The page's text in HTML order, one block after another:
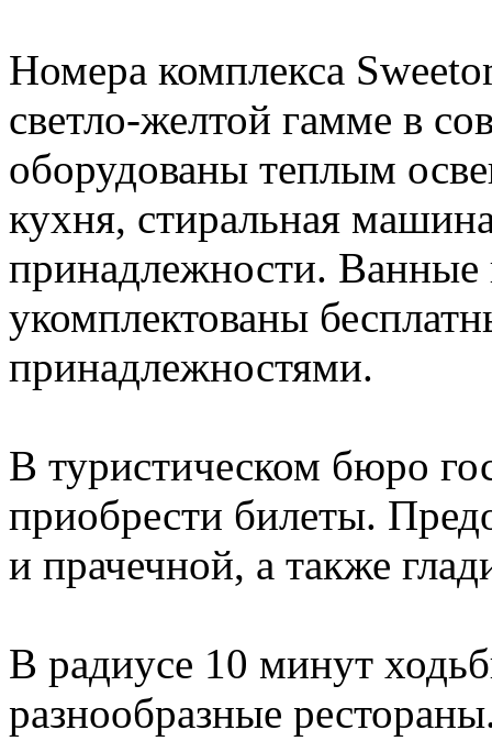
Номера комплекса
светло-желтой гамме в
оборудованы теплым
кухня, стиральная
принадлежности.
укомплектованы
принадлежностями.
В туристическом бюро
приобрести билеты.
и прачечной, а также
В радиусе 10 минут
разнообразные